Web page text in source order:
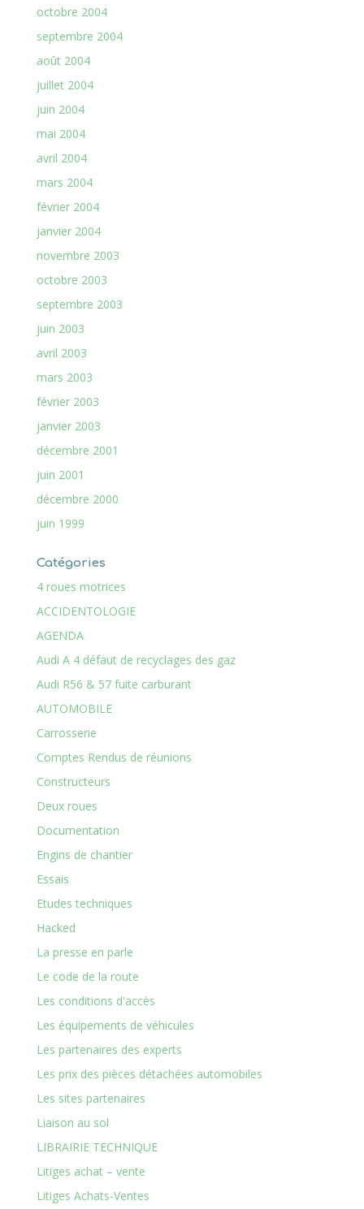
octobre 2004
septembre 2004
août 2004
juillet 2004
juin 2004
mai 2004
avril 2004
mars 2004
février 2004
janvier 2004
novembre 2003
octobre 2003
septembre 2003
juin 2003
avril 2003
mars 2003
février 2003
janvier 2003
décembre 2001
juin 2001
décembre 2000
juin 1999
Catégories
4 roues motrices
ACCIDENTOLOGIE
AGENDA
Audi A 4 défaut de recyclages des gaz
Audi R56 & 57 fuite carburant
AUTOMOBILE
Carrosserie
Comptes Rendus de réunions
Constructeurs
Deux roues
Documentation
Engins de chantier
Essais
Etudes techniques
Hacked
La presse en parle
Le code de la route
Les conditions d'accès
Les équipements de véhicules
Les partenaires des experts
Les prix des pièces détachées automobiles
Les sites partenaires
Liaison au sol
LIBRAIRIE TECHNIQUE
Litiges achat – vente
Litiges Achats-Ventes